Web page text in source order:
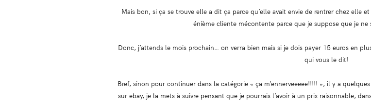
Mais bon, si ça se trouve elle a dit ça parce qu’elle avait envie de rentrer chez elle
énième cliente mécontente parce que je suppose que je ne
Donc, j’attends le mois prochain… on verra bien mais si je dois payer 15 euros en
qui vous le dit!
Bref, sinon pour continuer dans la catégorie « ça m’ennerveeeee!!!!! », il y a
sur ebay, je la mets à suivre pensant que je pourrais l’avoir à un prix raisonnable,